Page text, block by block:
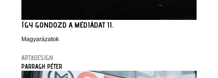
ÍGY GONDOZD A MÉDIÁDAT II.
Magyarázatok
ART&DESIGN
PARRAGH PÉTER